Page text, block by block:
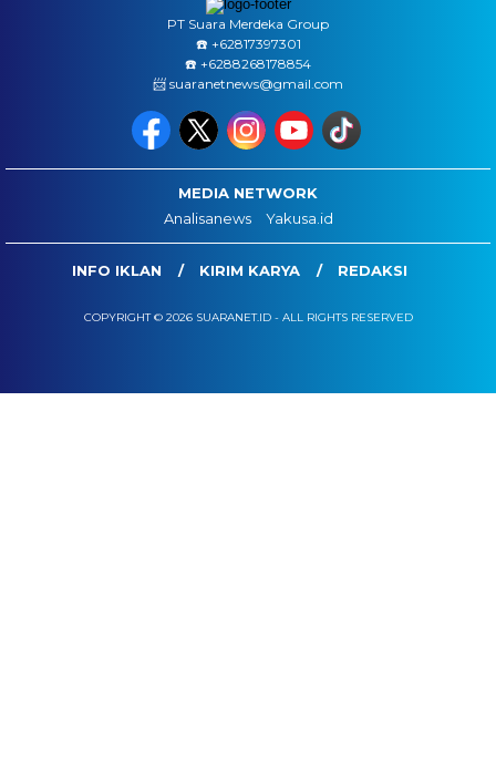
PT Suara Merdeka Group
☎️ ‪+62817397301
☎️ +6288268178854
📨 suaranetnews@gmail.com
MEDIA NETWORK
Analisanews
Yakusa.id
INFO IKLAN KIRIM KARYA REDAKSI
COPYRIGHT © 2026 SUARANET.ID - ALL RIGHTS RESERVED